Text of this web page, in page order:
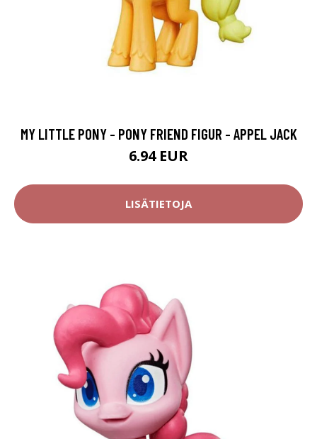
MY LITTLE PONY - PONY FRIEND FIGUR - APPEL JACK
6.94 EUR
LISÄTIETOJA